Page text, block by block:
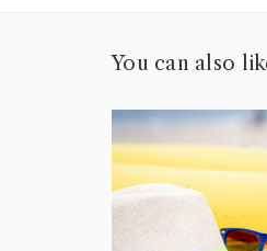
You can also